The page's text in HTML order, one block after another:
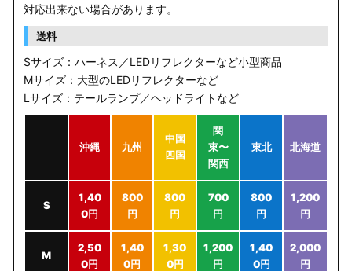
対応出来ない場合があります。
送料
Sサイズ：ハーネス／LEDリフレクターなど小型商品
Mサイズ：大型のLEDリフレクターなど
Lサイズ：テールランプ／ヘッドライトなど
沖縄 九州
中国
四国
関
東〜
関西
東北 北海道
S
1,40
0円
800
円
800
円
700
円
800
円
1,200
円
M
2,50
0円
1,40
0円
1,30
0円
1,200
円
1,40
0円
2,000
円